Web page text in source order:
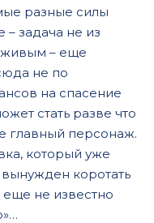
разные силы
задача не из
живым – еще
не по
на спасение
стать разве что
главный персонаж.
который уже
коротать
не известно